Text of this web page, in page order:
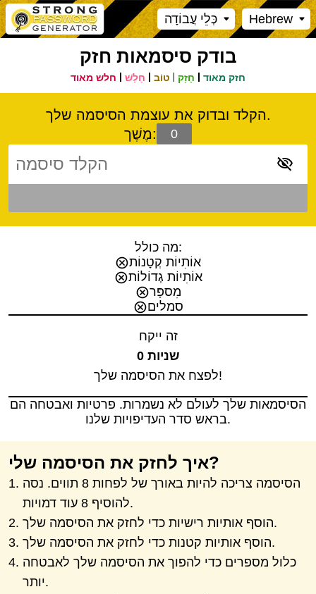
כְּלֵי עֲבוֹדָה Hebrew
בודק סיסמאות חזק
חלש מאוד חַלָשׁ טוֹב חָזָק חזק מאוד
הקלד ובדוק את עוצמת הסיסמה שלך.
מֶשֶׁך:
מה כולל:
אוֹתִיוֹת קְטָנוֹת
אוֹתִיוֹת גְדוֹלוֹת
מִספָּר
סמלים
זה ייקח
0 שניות
לפצח את הסיסמה שלך!
הסיסמאות שלך לעולם לא נשמרות. פרטיות ואבטחה הם
בראש סדר העדיפויות שלנו.
איך לחזק את הסיסמה שלי?
הסיסמה צריכה להיות באורך של לפחות 8 תווים. נסה
להוסיף 8 עוד דמויות.
הוסף אותיות רישיות כדי לחזק את הסיסמה שלך.
הוסף אותיות קטנות כדי לחזק את הסיסמה שלך.
כלול מספרים כדי להפוך את הסיסמה שלך לאבטחה
יותר.